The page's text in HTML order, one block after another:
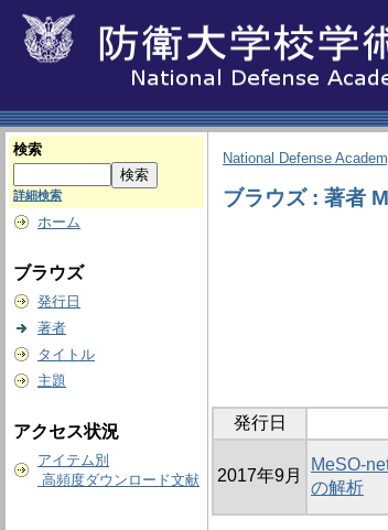
検索
詳細検索
ホーム
ブラウズ
発行日
著者
タイトル
主題
アクセス状況
アイテム別
高頻度ダウンロード文献
National Defense
ブラウズ : 著者
発行日
2017年9月
MeSO-
の解析